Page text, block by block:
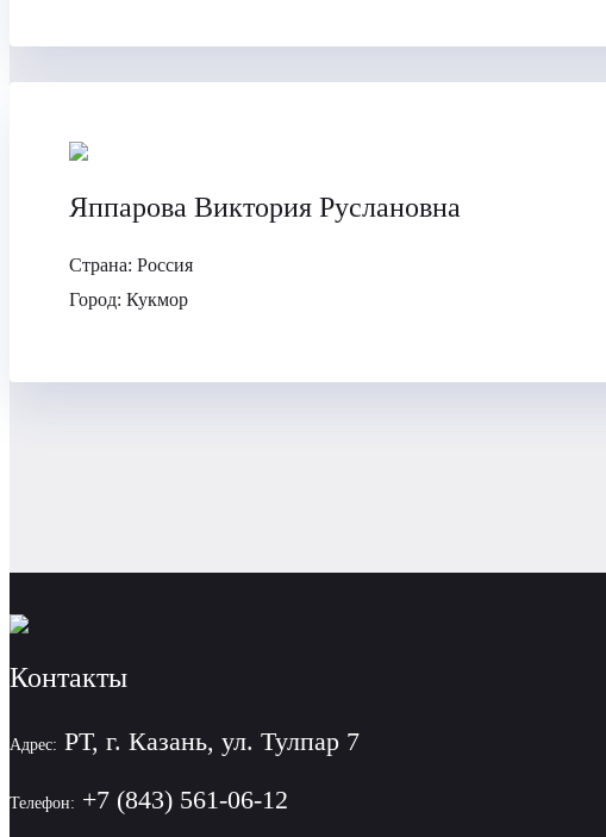
Яппарова Виктория Руслановна
Страна: Россия
Город: Кукмор
Контакты
Адрес: РТ, г. Казань, ул. Тулпар 7
Телефон: +7 (843) 561-06-12